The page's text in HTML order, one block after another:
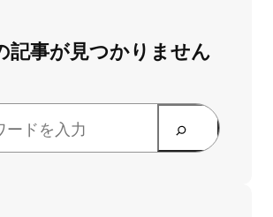
記事が見つかりません